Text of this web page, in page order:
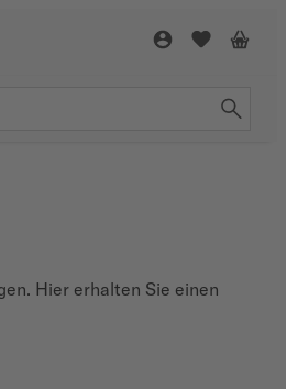
Hier erhalten Sie einen